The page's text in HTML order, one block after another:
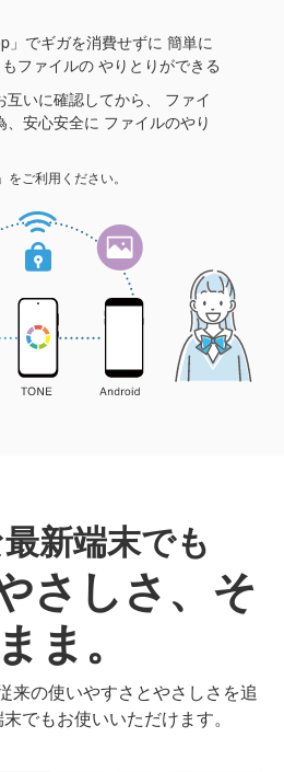
」でギガを消費せずに 簡単に
ファイルの やりとりができる
いに確認してから、 ファイ
、安心安全に ファイルのやり
ご利用ください。
新端末でも
さしさ、そ
ま。
来の使いやすさとやさしさを追
でもお使いいただけます。